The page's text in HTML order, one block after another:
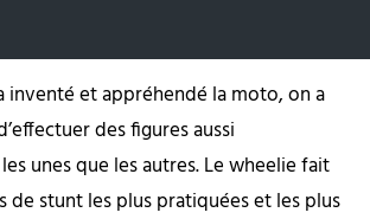
inventé et appréhendé la moto, on a
des figures aussi
unes que les autres. Le wheelie fait
de stunt les plus pratiquées et les plus